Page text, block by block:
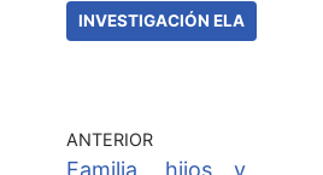
INVESTIGACIÓN ELA
ANTERIOR